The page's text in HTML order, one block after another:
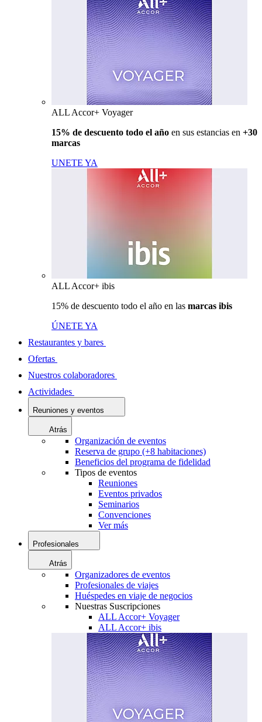
ALL Accor+ Voyager
15% de descuento todo el año en sus estancias en +30
marcas
UNETE YA
ALL Accor+ ibis
15% de descuento todo el año en las marcas ibis
ÚNETE YA
Restaurantes y bares
Ofertas
Nuestros colaboradores
Actividades
Reuniones y eventos
Atrás
Organización de eventos
Reserva de grupo (+8 habitaciones)
Beneficios del programa de fidelidad
Tipos de eventos
Reuniones
Eventos privados
Seminarios
Convenciones
Ver más
Profesionales
Atrás
Organizadores de eventos
Profesionales de viajes
Huéspedes en viaje de negocios
Nuestras Suscripciones
ALL Accor+ Voyager
ALL Accor+ ibis